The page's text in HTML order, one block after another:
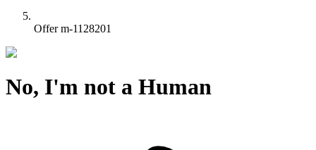
Offer m-1128201
No, I'm not a Human